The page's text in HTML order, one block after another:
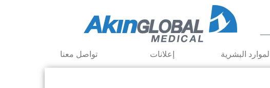
الموارد البشرية إعلانات تواصل معنا